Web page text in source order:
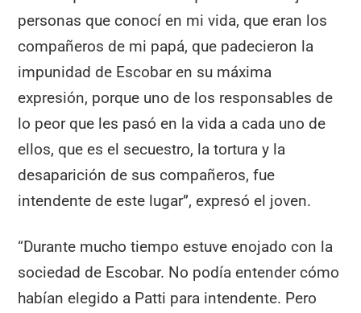
personas que conocí en mi vida, que eran los
compañeros de mi papá, que padecieron la
impunidad de Escobar en su máxima
expresión, porque uno de los responsables de
lo peor que les pasó en la vida a cada uno de
ellos, que es el secuestro, la tortura y la
desaparición de sus compañeros, fue
intendente de este lugar”, expresó el joven.
“Durante mucho tiempo estuve enojado con la
sociedad de Escobar. No podía entender cómo
habían elegido a Patti para intendente. Pero